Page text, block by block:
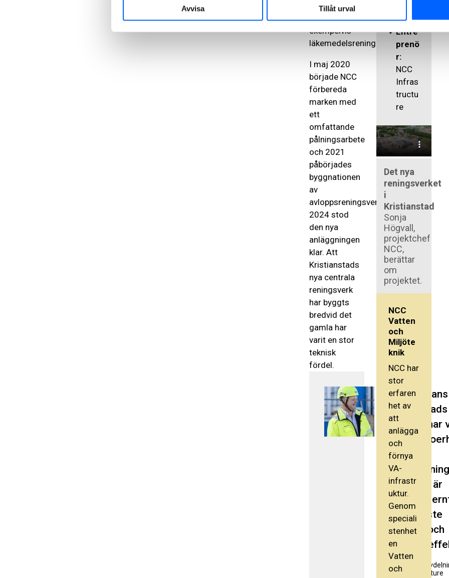
Avvisa Tillåt urval
förberedd för
framtida krav,
exempelvis
läkemedelsrening.
I maj 2020
började NCC
förbereda
marken med
ett
omfattande
pålningsarbete
och 2021
påbörjades
byggnationen
av
avloppsreningsverket.
2024 stod
den nya
anläggningen
klar. Att
Kristianstads
nya centrala
reningsverk
har byggts
bredvid det
gamla har
varit en stor
teknisk
fördel.
Kristianstads
kommun har
byggt ett
effektivt
som både är
den senaste
tekniken och
Jörgen Flink,
NCC Infrastructure
ering
Entre
prenö
r:
NCC
Infras
tructu
re
Det nya
reningsverket
i
Kristianstad
Sonja
Högvall,
projektchef
NCC,
berättar
om
projektet.
NCC
Vatten
och
Miljöte
knik
NCC har
stor
erfaren
het av
att
anlägga
och
förnya
VA-
infrastr
uktur.
Genom
speciali
stenhet
en
Vatten
och